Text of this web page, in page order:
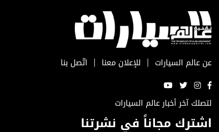
عن عالم السيارات للإعلان معنا اتّصل بنا
لتصلك آخر أخبار عالم السيارات
اشترك مجاناً في نشرتنا